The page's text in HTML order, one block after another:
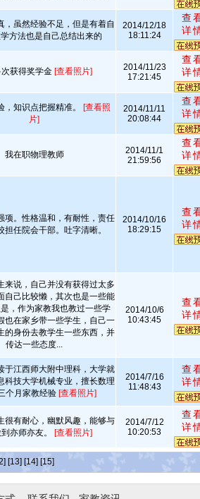
，虽然经验不足，但是有着自
方法也是自己总结出来的
2014/12/18
18:11:24
查
详
获得奖学金 [查看照片]
2014/11/23
17:21:45
查
详
，知识点把握精准。 [查看照
片]
2014/11/11
20:08:44
查
详
我在职物理教师
2014/11/1
21:59:56
查
详
项。性格温和，有耐性，责任
担任院会干部。吐字清晰。
2014/10/16
18:29:15
查
详
来说，自己并没有获得过太多
自己比较懒，其次也是一些能
，作为家教我也教过一些学
也在家乡带一些学生，自己一
的身份去教学生一些东西，并
传达一些态度...
2014/10/6
10:43:45
查
详
于江西师大附中理科，大学就
科技大学机械专业，擅长数理
个月家教经验 [查看照片]
2014/7/16
11:48:43
查
详
很有耐心，幽默风趣，能够与
亦师亦友。 [查看照片]
2014/7/12
10:20:53
查
详
[13] [14] [15]